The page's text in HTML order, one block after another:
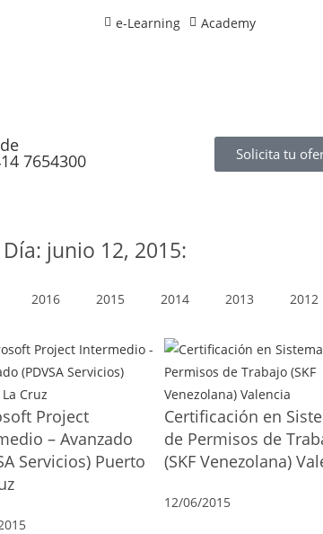
e-Learning Academy
7654300 Solicita tu
junio 12, 2015:
2016 2015 2014 2013 2012
Project
– Avanzado
Servicios) Puerto
Certificación en
de Permisos de
(SKF Venezolana)
12/06/2015